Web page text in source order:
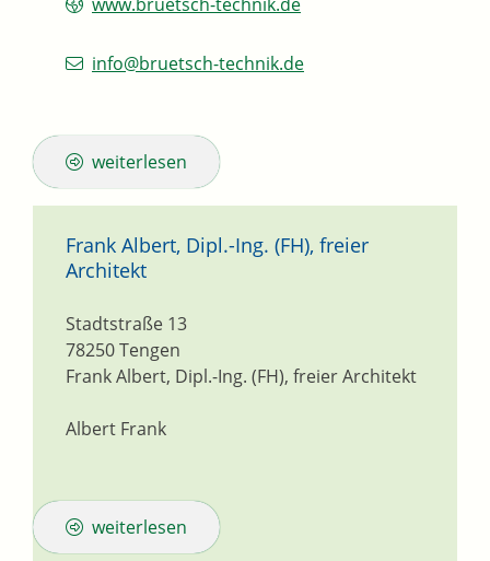
info@bruetsch-technik.de
weiterlesen
Frank Albert, Dipl.-Ing. (FH), freier
Architekt
Frank Albert, Dipl.-Ing. (FH), freier Architekt
Stadtstraße 13
78250Tengen
Albert Frank
weiterlesen